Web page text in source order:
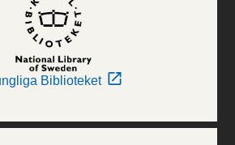
Biblioteket